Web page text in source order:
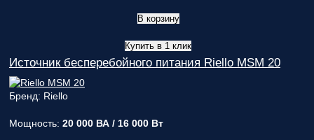
В корзину
Купить в 1 клик
Источник бесперебойного питания Riello MSM 20
Бренд: Riello
Мощность: 20 000 ВА / 16 000 Вт